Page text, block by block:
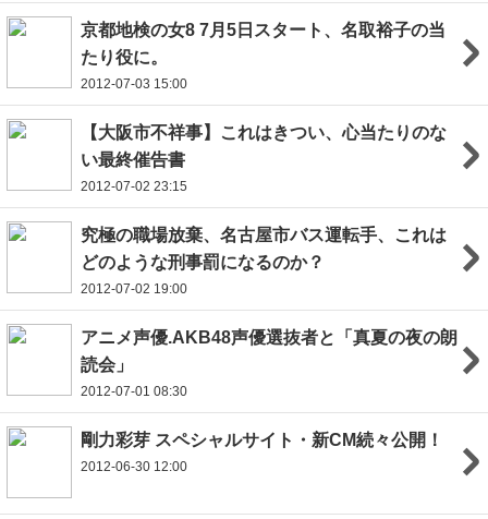
京都地検の女8 7月5日スタート、名取裕子の当
たり役に。
2012-07-03 15:00
【大阪市不祥事】これはきつい、心当たりのな
い最終催告書
2012-07-02 23:15
究極の職場放棄、名古屋市バス運転手、これは
どのような刑事罰になるのか？
2012-07-02 19:00
アニメ声優.AKB48声優選抜者と「真夏の夜の朗
読会」
2012-07-01 08:30
剛力彩芽 スペシャルサイト・新CM続々公開！
2012-06-30 12:00